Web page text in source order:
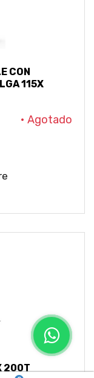
CON
115X
• Agotado
200T